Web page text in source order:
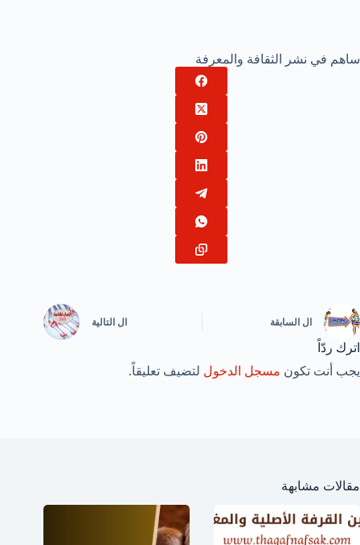
ساهم في نشر الثقافة والمعرفة
ال السابقة ال التالية
اترك ردّاً
يجب أنت تكون مسجل الدخول لتضيف تعليقاً.
مقالات مشابهة